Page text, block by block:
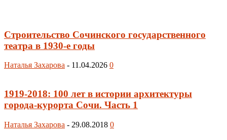
Строительство Сочинского государственного
театра в 1930-е годы
Наталья Захарова - 11.04.2026 0
1919-2018: 100 лет в истории архитектуры
города-курорта Сочи. Часть 1
Наталья Захарова - 29.08.2018 0